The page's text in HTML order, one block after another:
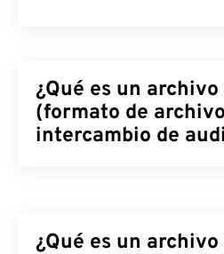
¿Qué es un archivo
(formato de
intercambio de
de CD, así como información
¿Qué es un archivo